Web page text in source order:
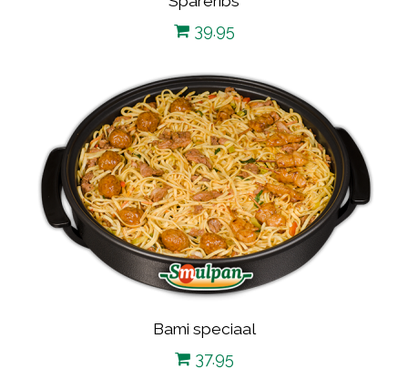
39.95
Bami speciaal
37.95